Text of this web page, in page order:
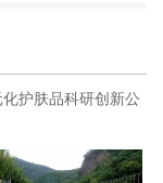
护肤品科研创新公